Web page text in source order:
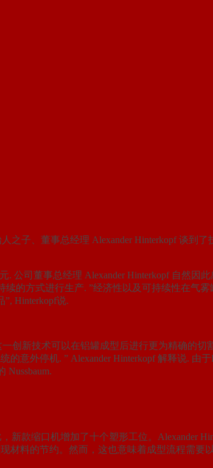
子、董事总经理 Alexander Hinterkopf 谈到
公司董事总经理 Alexander Hinterkopf 自然因
的方式进行生产. ”经济性以及可持续性在气
Hinterkopf说.
创新技术可以在铝罐成型后进行更为精确的切
意外停机. ” Alexander Hinterkopf 解释说. 由
Nussbaum.
款缩口机增加了十个塑形工位。Alexander
料的节约。然而，这也意味着成型流程需要